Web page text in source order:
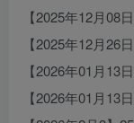
【2025年12月08
【2025年12月26
【2026年01月13
【2026年01月13